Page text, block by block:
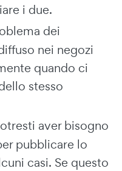
i due.
dei
nei negozi
quando ci
stesso
aver bisogno
pubblicare lo
casi. Se questo